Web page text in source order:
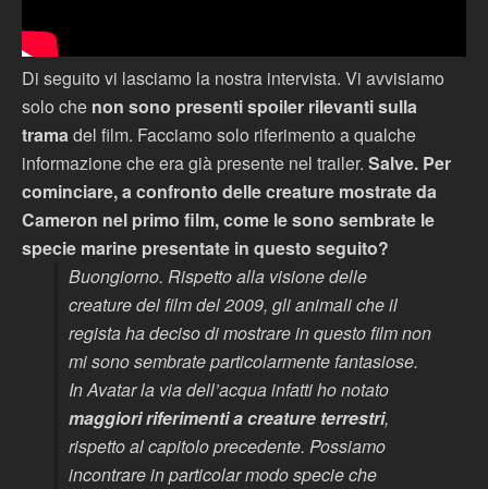
Di seguito vi lasciamo la nostra intervista. Vi avvisiamo
solo che non sono presenti spoiler rilevanti sulla
tramadel film. Facciamo solo riferimento a qualche
informazione che era già presente nel trailer. Salve. Per
cominciare, a confronto delle creature mostrate da
Cameron nel primo film, come le sono sembrate le
specie marine presentate in questo seguito?
Buongiorno. Rispetto alla visione delle
creature del film del 2009, gli animali che il
regista ha deciso di mostrare in questo film non
mi sono sembrate particolarmente fantasiose.
In Avatar la via dell’acqua infatti ho notato
maggiori riferimenti a creature terrestri,
rispetto al capitolo precedente. Possiamo
incontrare in particolar modo specie che